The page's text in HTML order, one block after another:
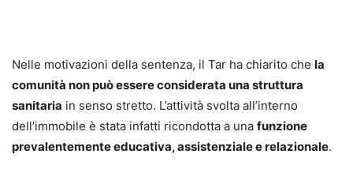
Nelle motivazioni della sentenza, il Tar ha chiarito che la
comunità non può essere considerata una struttura
sanitaria in senso stretto. L’attività svolta all’interno
dell’immobile è stata infatti ricondotta a una funzione
prevalentemente educativa, assistenziale e relazionale.